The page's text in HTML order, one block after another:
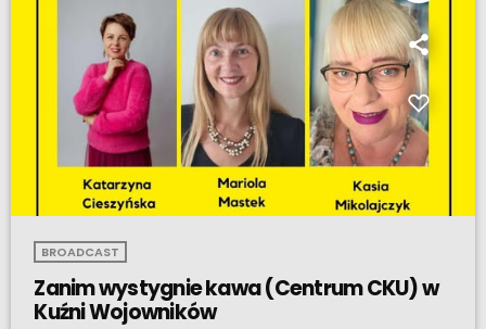
BROADCAST
Zanim wystygnie kawa (Centrum CKU) w
Kuźni Wojowników